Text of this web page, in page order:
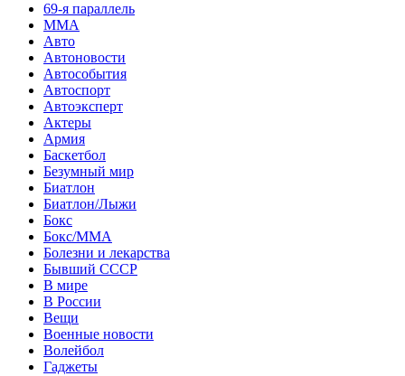
69-я параллель
MMA
Авто
Автоновости
Автособытия
Автоспорт
Автоэксперт
Актеры
Армия
Баскетбол
Безумный мир
Биатлон
Биатлон/Лыжи
Бокс
Бокс/MMA
Болезни и лекарства
Бывший СССР
В мире
В России
Вещи
Военные новости
Волейбол
Гаджеты